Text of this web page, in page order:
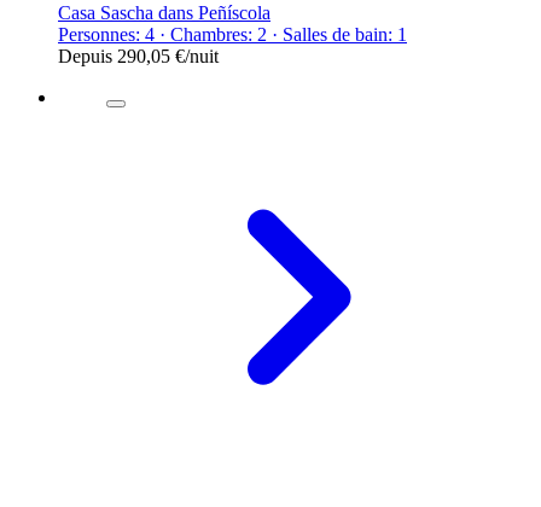
Casa Sascha dans Peñíscola
Personnes: 4 · Chambres: 2 · Salles de bain: 1
Depuis 290,05 €/nuit